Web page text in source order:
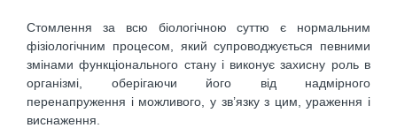
Стомлення за всю біологічною суттю є нормальним
фізіологічним процесом, який супроводжується певними
змінами функціонального стану і виконує захисну роль в
організмі, оберігаючи його від надмірного
перенапруження і можливого, у зв’язку з цим, ураження і
виснаження.